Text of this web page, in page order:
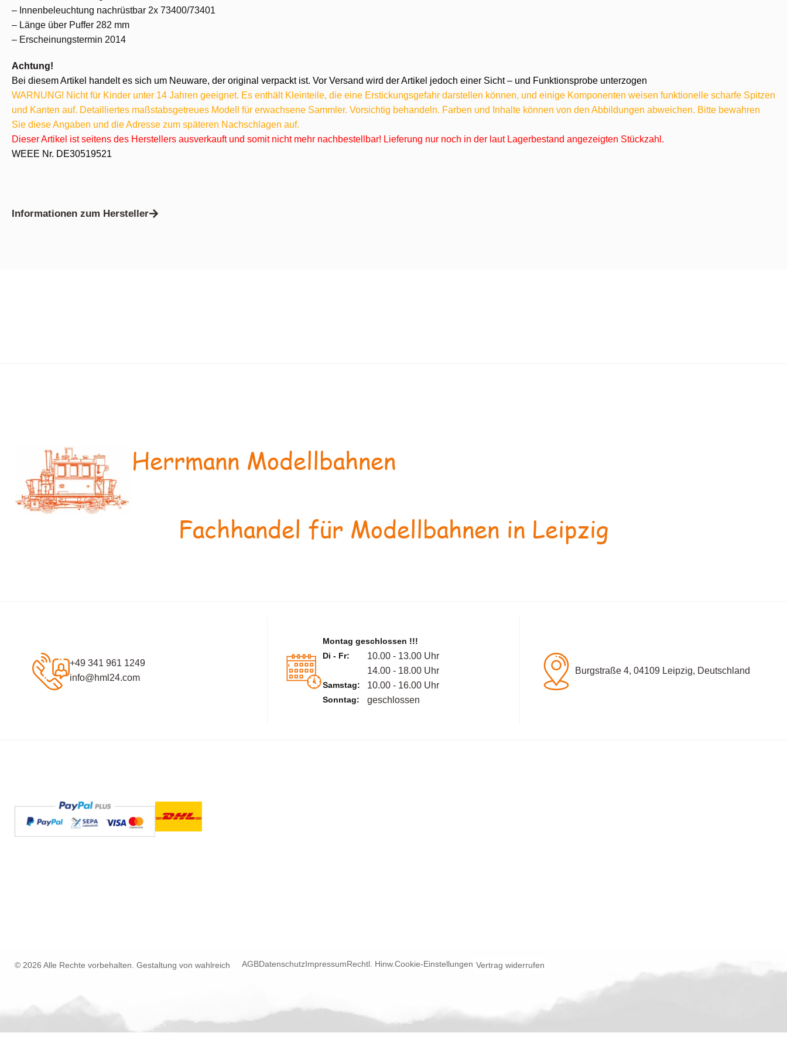
– Innenbeleuchtung nachrüstbar 2x 73400/73401
– Länge über Puffer 282 mm
– Erscheinungstermin 2014
Achtung!
Bei diesem Artikel handelt es sich um Neuware, der original verpackt ist. Vor Versand wird der Artikel jedoch einer Sicht – und Funktionsprobe unterzogen
WARNUNG! Nicht für Kinder unter 14 Jahren geeignet. Es enthält Kleinteile, die eine Erstickungsgefahr darstellen können, und einige Komponenten weisen funktionelle scharfe Spitzen
und Kanten auf. Detailliertes maßstabsgetreues Modell für erwachsene Sammler. Vorsichtig behandeln. Farben und Inhalte können von den Abbildungen abweichen. Bitte bewahren
Sie diese Angaben und die Adresse zum späteren Nachschlagen auf.
Dieser Artikel ist seitens des Herstellers ausverkauft und somit nicht mehr nachbestellbar! Lieferung nur noch in der laut Lagerbestand angezeigten Stückzahl.
WEEE Nr. DE30519521
Informationen zum Hersteller
Herrmann Modellbahnen
Fachhandel für Modellbahnen in Leipzig
+49 341 961 1249
info@hml24.com
Montag geschlossen !!!
Di - Fr:
10.00 - 13.00 Uhr
14.00 - 18.00 Uhr
Samstag: 10.00 - 16.00 Uhr
Sonntag: geschlossen
Burgstraße 4, 04109 Leipzig, Deutschland
© 2026 Alle Rechte vorbehalten. Gestaltung von wahlreich AGBDatenschutzImpressumRechtl. Hinw.Cookie-Einstellungen Vertrag widerrufen